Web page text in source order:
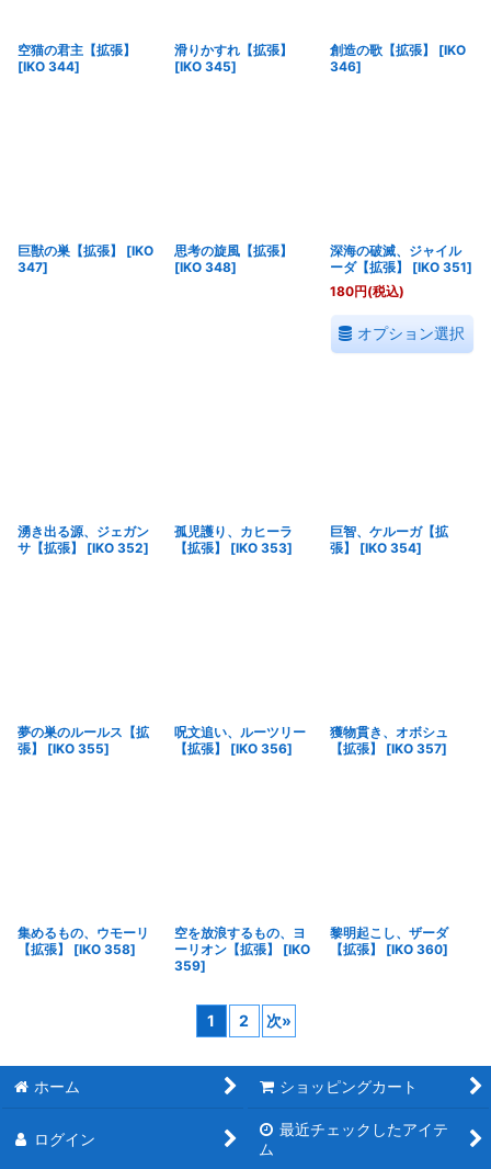
空猫の君主【拡張】
[IKO 344]
滑りかすれ【拡張】
[IKO 345]
創造の歌【拡張】 [IKO
346]
巨獣の巣【拡張】 [IKO
347]
思考の旋風【拡張】
[IKO 348]
深海の破滅、ジャイル
ーダ【拡張】
[IKO 351]
180円(税込)
オプション選択
湧き出る源、ジェガン
サ【拡張】
[IKO 352]
孤児護り、カヒーラ
【拡張】
[IKO 353]
巨智、ケルーガ【拡
張】
[IKO 354]
夢の巣のルールス【拡
張】
[IKO 355]
呪文追い、ルーツリー
【拡張】
[IKO 356]
獲物貫き、オボシュ
【拡張】
[IKO 357]
集めるもの、ウモーリ
【拡張】
[IKO 358]
空を放浪するもの、ヨ
ーリオン【拡張】
[IKO
359]
黎明起こし、ザーダ
【拡張】
[IKO 360]
1 2 次»
ホーム ショッピングカート
ログイン
最近チェックしたアイテ
ム